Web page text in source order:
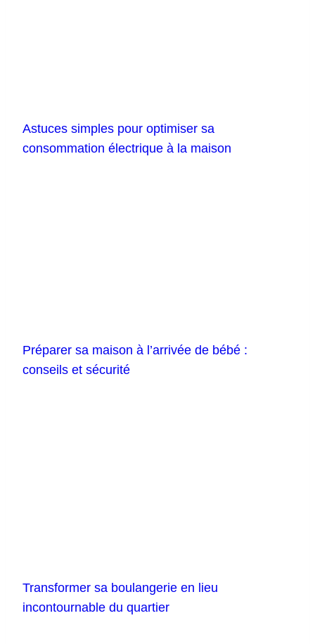
Astuces simples pour optimiser sa
consommation électrique à la maison
Préparer sa maison à l’arrivée de bébé :
conseils et sécurité
Transformer sa boulangerie en lieu
incontournable du quartier